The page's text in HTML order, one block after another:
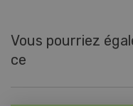
Vous pourriez
ce